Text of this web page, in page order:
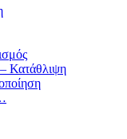
Κατάθλιψη